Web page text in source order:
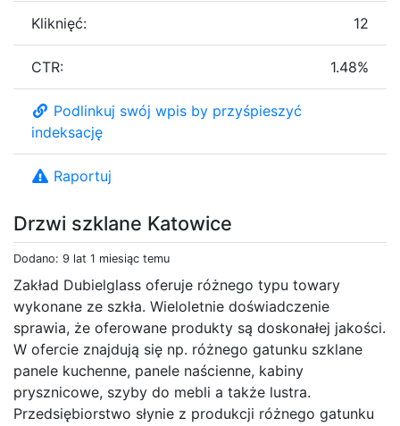
Drzwi szklane Katowice
Dodano: 9 lat 1 miesiąc temu
Zakład Dubielglass oferuje różnego typu towary
wykonane ze szkła. Wieloletnie doświadczenie
sprawia, że oferowane produkty są doskonałej jakości.
W ofercie znajdują się np. różnego gatunku szklane
panele kuchenne, panele naścienne, kabiny
prysznicowe, szyby do mebli a także lustra.
Przedsiębiorstwo słynie z produkcji różnego gatunku
Kliknięć: 12
CTR: 1.48%
Podlinkuj swój wpis by przyśpieszyć
indeksację
Raportuj